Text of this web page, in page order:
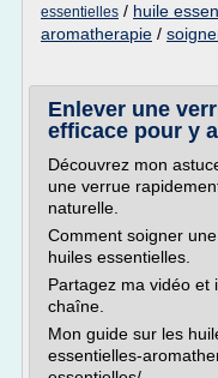
essentielles / huile
aromatherapie /
Enlever une
efficace pour y
Découvrez mon
une verrue
naturelle.
Comment soigner
huiles essentielles.
Partagez ma vidéo et
chaîne.
Mon guide sur les
essentielles-